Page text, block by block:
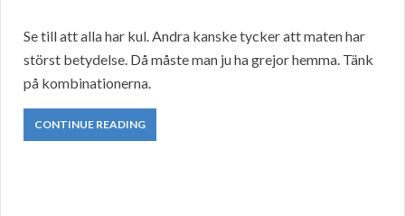
Se till att alla har kul. Andra kanske tycker att maten har
störst betydelse. Då måste man ju ha grejor hemma. Tänk
på kombinationerna.
CONTINUE READING